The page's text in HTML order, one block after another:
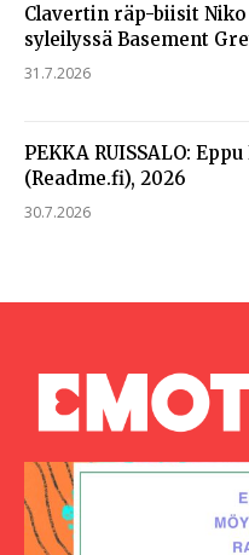
Clavertin räp-biisit
syleilyssä Basement
31.7.2026
PEKKA RUISSALO:
(Readme.fi), 2026
30.7.2026